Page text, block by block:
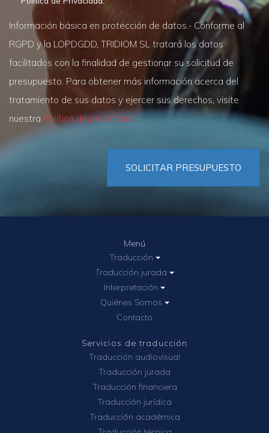
Información básica en protección de datos.- Conforme al
RGPD y la LOPDGDD, TRIDIOM SL tratará los datos
facilitados con la finalidad de gestionar su solicitud de
presupuesto. Para obtener más información acerca del
tratamiento de sus datos y ejercer sus derechos, visite
nuestra Política de privacidad
SOLICITAR PRESUPUESTO
Menú
Traducción
Traducción jurada
Interpretación
Quiénes Somos
Contacto
Servicios de traducción
Traducción audiovisual
Traducción jurada
Traducción financiera
Traducción jurídica
Traducción académica